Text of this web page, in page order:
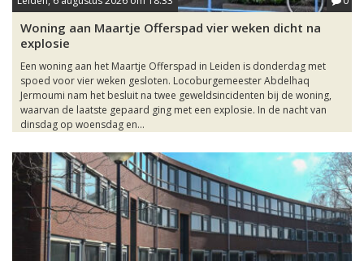
Woning aan Maartje Offerspad vier weken dicht na
explosie
Een woning aan het Maartje Offerspad in Leiden is donderdag met
spoed voor vier weken gesloten. Locoburgemeester Abdelhaq
Jermoumi nam het besluit na twee geweldsincidenten bij de woning,
waarvan de laatste gepaard ging met een explosie. In de nacht van
dinsdag op woensdag en...